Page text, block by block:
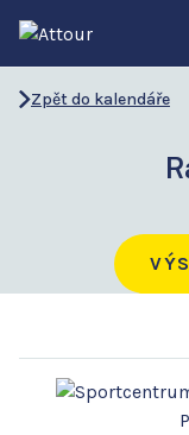
Zpět do kalendáře